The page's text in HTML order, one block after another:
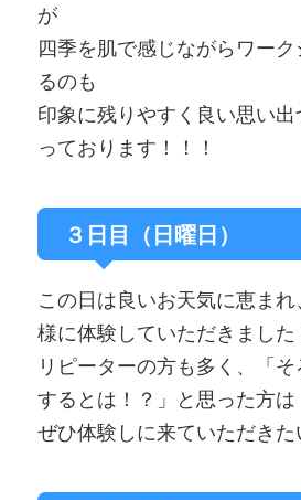
が
四季を肌で感じながらワー
るのも
印象に残りやすく良い思い
っております！！！
３日目（日曜日）
この日は良いお天気に恵ま
様に体験していただきました
リピーターの方も多く、「
するとは！？」と思った方は
ぜひ体験しに来ていただきた